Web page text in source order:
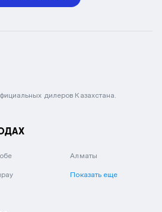
дилеров Казахстана.
Алматы
Показать еще